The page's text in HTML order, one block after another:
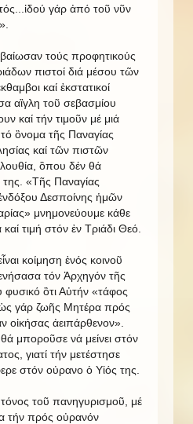
γάρ ἀπό τοῦ νῦν
τούς προφητικούς
πιστοί διά μέσου τῶν
καί ἐκστατικοί
αἲγλη τοῦ σεβασμίου
καί τήν τιμοῦν μέ μιά
ὂνομα τῆς Παναγίας
καί τῶν πιστῶν
ὃπου δέν θά
«Τῆς Παναγίας
Δεσποίνης ἡμῶν
μνημονεύουμε κάθε
τιμή στόν ἐν Τριάδι Θεό.
κοίμηση ἑνός κοινοῦ
τόν Ἀρχηγόν τῆς
ὃτι Αὐτήν «τάφος
ὡς γάρ ζωῆς Μητέρα πρός
οἰκήσας ἀειπάρθενον».
μποροῦσε νά μείνει στόν
γιατί τήν μετέστησε
στόν οὐρανο ὁ Υἱός της.
τοῦ πανηγυρισμοῦ, μέ
τήν πρός οὐρανόν